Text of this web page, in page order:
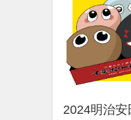
2024明治